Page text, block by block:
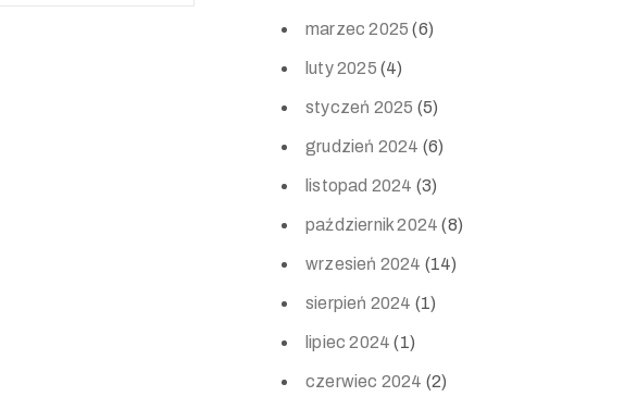
marzec 2025 (6)
luty 2025 (4)
styczeń 2025 (5)
grudzień 2024 (6)
listopad 2024 (3)
październik 2024 (8)
wrzesień 2024 (14)
sierpień 2024 (1)
lipiec 2024 (1)
czerwiec 2024 (2)